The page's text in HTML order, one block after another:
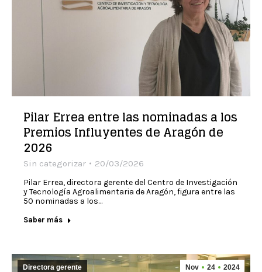
Pilar Errea entre las nominadas a los
Premios Influyentes de Aragón de
2026
Sin categorizar 20/03/2026
Pilar Errea, directora gerente del Centro de Investigación
y Tecnología Agroalimentaria de Aragón, figura entre las
50 nominadas a los…
Saber más
Nov 24 2024
Directora gerente